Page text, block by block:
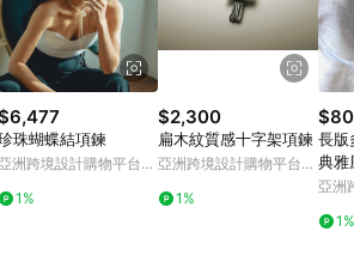
珠蝴蝶結項鍊
洲跨境設計購物平台
1%
$2,300
扁木紋質感十字架項鍊
亞洲跨境設計購物平台
1%
長版
典雅
亞洲
1%